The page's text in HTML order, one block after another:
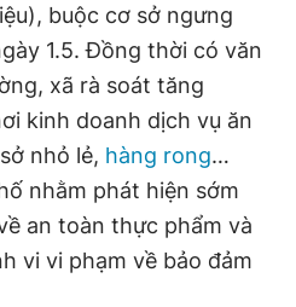
buộc cơ sở ngưng
1.5. Đồng thời có văn
xã rà soát tăng
kinh doanh dịch vụ ăn
nhỏ lẻ, hàng rong…
nhằm phát hiện sớm
an toàn thực phẩm và
vi vi phạm về bảo đảm